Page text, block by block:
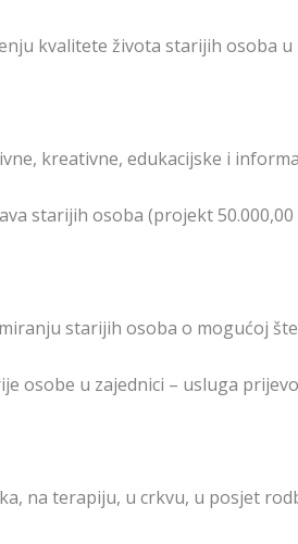
kvalitete života starijih osoba
kreativne, edukacijske i
starijih osoba (projekt 50.000,00
starijih osoba o mogućoj
osobe u zajednici – usluga
na terapiju, u crkvu, u posjet